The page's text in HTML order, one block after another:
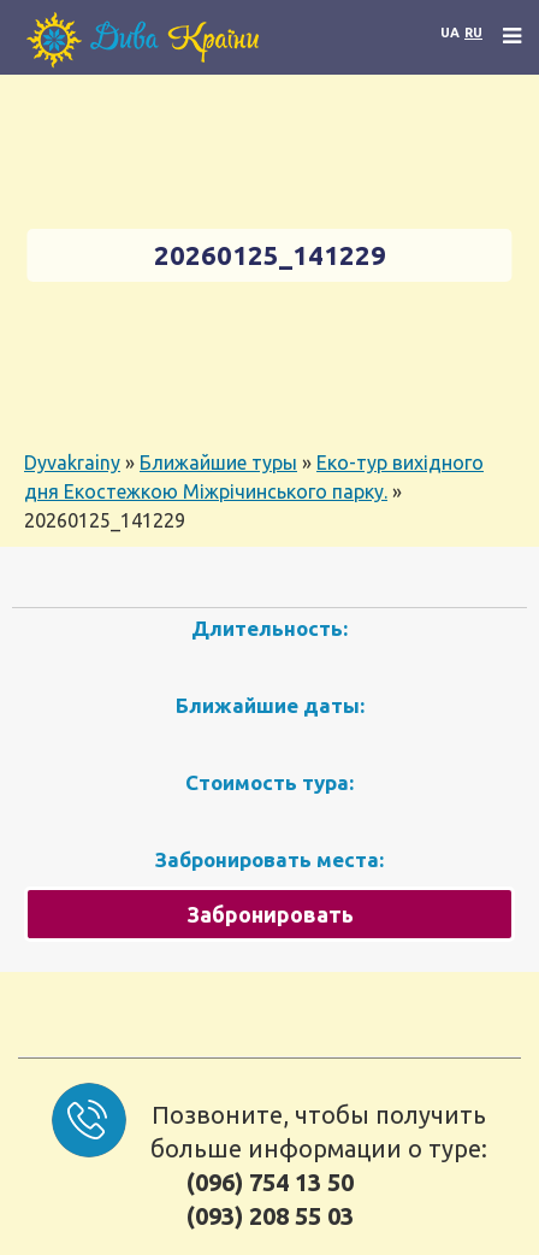
UA RU
20260125_141229
Dyvakrainy » Ближайшие туры » Еко-тур вихідного
дня Екостежкою Міжрічинського парку. »
20260125_141229
Длительность:
Ближайшие даты:
Стоимость тура:
Забронировать места:
Забронировать
Позвоните, чтобы получить
больше информации о туре:
(096) 754 13 50
(093) 208 55 03